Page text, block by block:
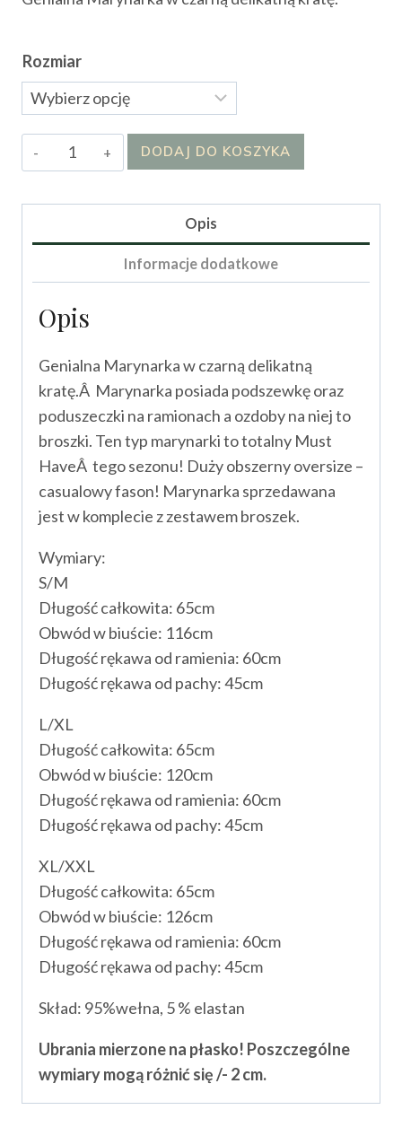
wynosiła:wynosi:
Rozmiar
ilość
Marynarka
DODAJ DO KOSZYKA
Opis
Informacje dodatkowe
Opis
Genialna Marynarka w czarną delikatną
kratę.Â Marynarka posiada podszewkę oraz
poduszeczki na ramionach a ozdoby na niej to
broszki. Ten typ marynarki to totalny Must
HaveÂ tego sezonu! Duży obszerny oversize –
casualowy fason! Marynarka sprzedawana
jest w komplecie z zestawem broszek.
Wymiary:
S/M
Długość całkowita: 65cm
Obwód w biuście: 116cm
Długość rękawa od ramienia: 60cm
Długość rękawa od pachy: 45cm
L/XL
Długość całkowita: 65cm
Obwód w biuście: 120cm
Długość rękawa od ramienia: 60cm
Długość rękawa od pachy: 45cm
XL/XXL
Długość całkowita: 65cm
Obwód w biuście: 126cm
Długość rękawa od ramienia: 60cm
Długość rękawa od pachy: 45cm
Skład: 95%wełna, 5 % elastan
Ubrania mierzone na płasko! Poszczególne
wymiary mogą różnić się /- 2 cm.